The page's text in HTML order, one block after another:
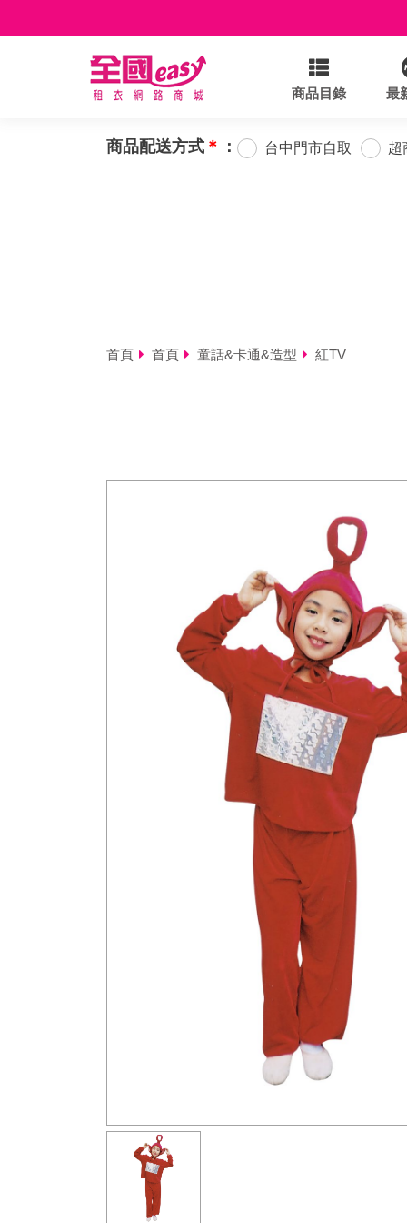
商品目錄 最
商品配送方式 ＊ ： 台中門市自取 超
首頁 首頁 童話&卡通&造型 紅TV